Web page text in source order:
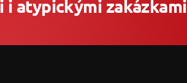
i atypickými